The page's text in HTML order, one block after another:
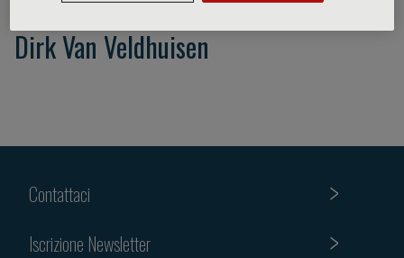
Dirk Van Veldhuisen
Contattaci
Iscrizione Newsletter